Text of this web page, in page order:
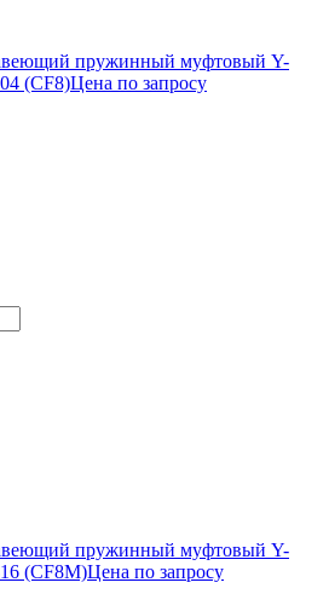
пружинный муфтовый Y-
(CF8)Цена по запросу
пружинный муфтовый Y-
(CF8М)Цена по запросу